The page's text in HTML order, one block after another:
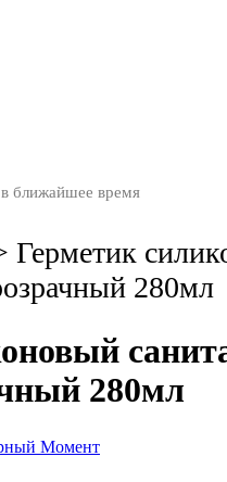
ближайшее время
Герметик
280мл
280мл